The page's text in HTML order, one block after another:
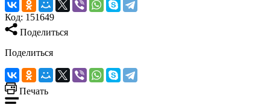
Код: 151649
Поделиться
Поделиться
Печать